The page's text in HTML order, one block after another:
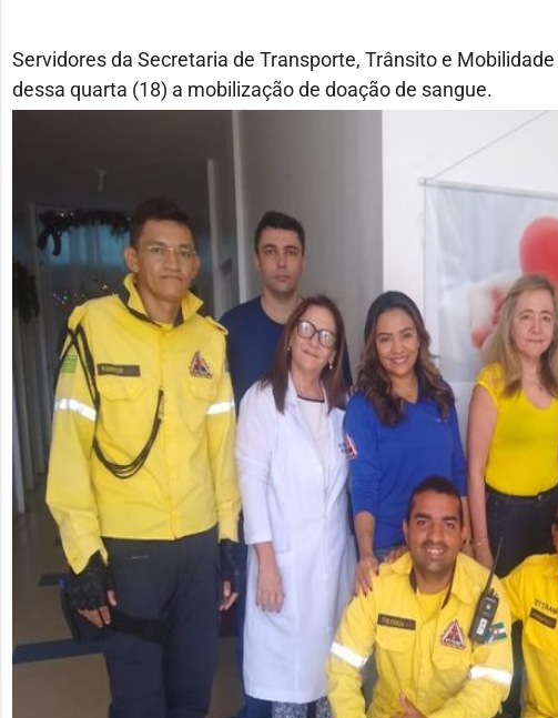
Servidores da Secretaria de Transporte, Trânsito e
dessa quarta (18) a mobilização de doação de sangue.